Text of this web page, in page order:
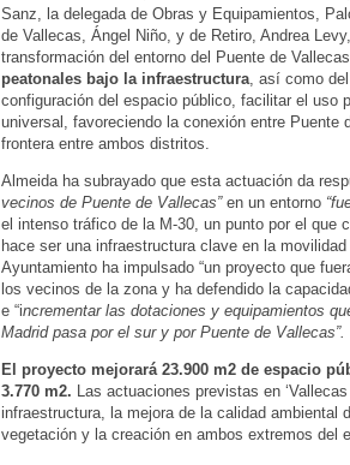
Sanz, la delegada de Obras y Equipamientos,
de Vallecas, Ángel Niño, y de Retiro, Andrea
transformación del entorno del Puente de
peatonales bajo la infraestructura , así como
configuración del espacio público, facilitar el uso
universal, favoreciendo la conexión entre
frontera entre ambos distritos.
Almeida ha subrayado que esta actuación da
vecinos de Puente de Vallecas”en un entorno
el intenso tráfico de la M-30, un punto por el que
hace ser una infraestructura clave en la
Ayuntamiento ha impulsado “un proyecto que
los vecinos de la zona y ha defendido la
e “incrementar las dotaciones y equipamientos
Madrid pasa por el sur y por Puente de Vallecas”.
El proyecto mejorará 23.900 m2 de espacio
3.770 m2. Las actuaciones previstas en
infraestructura, la mejora de la calidad ambiental
vegetación y la creación en ambos extremos del